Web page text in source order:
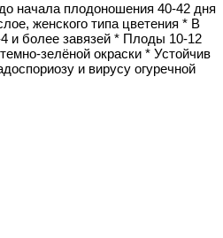
начала плодоношения 40-42 дня
женского типа цветения * В
и более завязей * Плоды 10-12
зелёной окраски * Устойчив
и вирусу огуречной